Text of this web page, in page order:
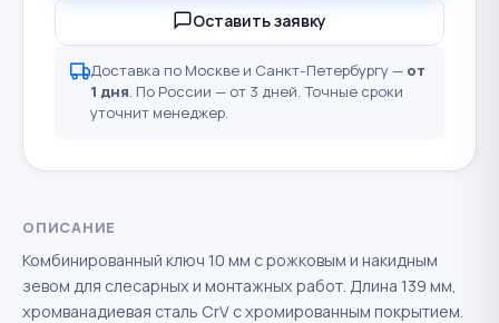
Оставить заявку
Доставка по Москве и Санкт-Петербургу — от
1 дня. По России — от 3 дней. Точные сроки
уточнит менеджер.
ОПИСАНИЕ
Комбинированный ключ 10 мм с рожковым и накидным
зевом для слесарных и монтажных работ. Длина 139 мм,
хромванадиевая сталь CrV с хромированным покрытием.